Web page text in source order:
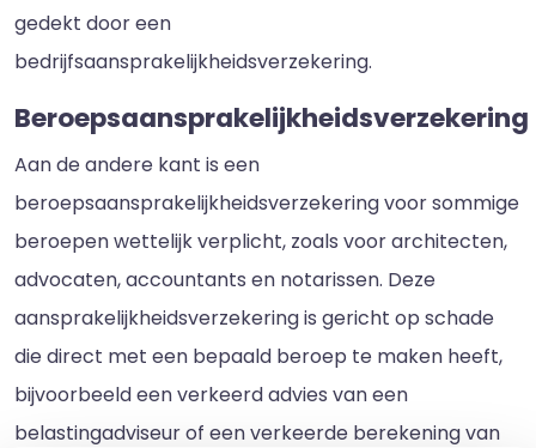
gedekt door een
bedrijfsaansprakelijkheidsverzekering.
Beroepsaansprakelijkheidsverzekering
Aan de andere kant is een
beroepsaansprakelijkheidsverzekering voor sommige
beroepen wettelijk verplicht, zoals voor architecten,
advocaten, accountants en notarissen. Deze
aansprakelijkheidsverzekering is gericht op schade
die direct met een bepaald beroep te maken heeft,
bijvoorbeeld een verkeerd advies van een
belastingadviseur of een verkeerde berekening van